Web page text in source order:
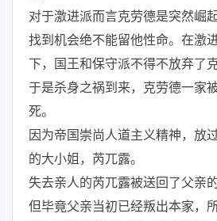
对于激进派而言克劳德是突然崛
找到机会绝不能留他性命。在激
下，国王和保守派不得不放弃了克
于是杀身之祸到来，克劳德一家
死。
因为帝国崇尚人道主义精神，放
的大小姐，芮兀露。
失去亲人的芮兀露被送回了父亲
但毕竟父亲当初已经叛出本家，